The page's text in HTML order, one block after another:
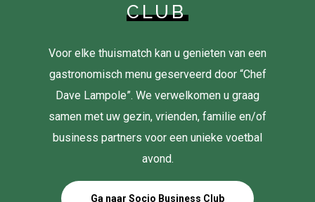
CLUB
Voor elke thuismatch kan u genieten van een
gastronomisch menu geserveerd door “Chef
Dave Lampole”. We verwelkomen u graag
samen met uw gezin, vrienden, familie en/of
business partners voor een unieke voetbal
avond.
Ga naar Socio Business Club